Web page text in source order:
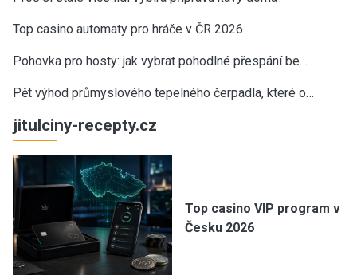
Top casino automaty pro hráče v ČR 2026
Pohovka pro hosty: jak vybrat pohodlné přespání be…
Pět výhod průmyslového tepelného čerpadla, které o…
jitulciny-recepty.cz
Top casino VIP program v
Česku 2026